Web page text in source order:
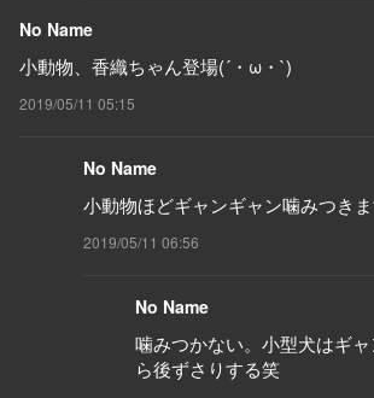
No Name
小動物、香織ちゃん登場(´・ω・`)
2019/05/11 05:15
No Name
小動物ほどギャンギャン噛みつきま
2019/05/11 06:56
No Name
噛みつかない。小型犬はギ
ら後ずさりする笑